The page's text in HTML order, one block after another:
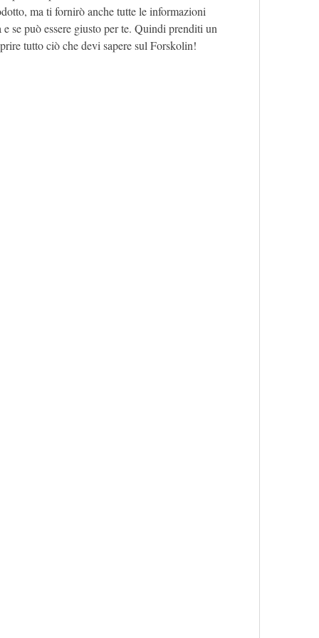
ma ti fornirò anche tutte le informazioni
se può essere giusto per te. Quindi prenditi un
tutto ciò che devi sapere sul Forskolin!